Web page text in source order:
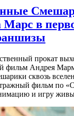
Марс в
прокат
фильм Андрея
сквозь
фильм по
и игру